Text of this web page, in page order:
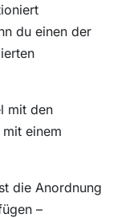
du einen der
mit den
einem
die Anordnung
–